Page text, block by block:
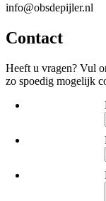
info@obsdepijler.nl
Contact
Heeft u vragen? Vul
zo spoedig mogelijk